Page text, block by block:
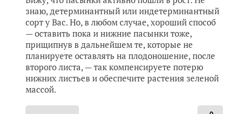
знаю, детерминантный или индетерминантный
сорт у Вас. Но, в любом случае, хороший способ
— оставить пока и нижние пасынки тоже,
прищипнув в дальнейшем те, которые не
планируете оставлять на плодоношение, после
второго листа, — так компенсируете потерю
нижних листьев и обеспечите растения зеленой
массой.